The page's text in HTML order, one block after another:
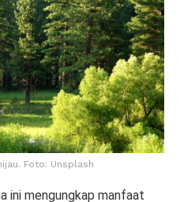
Foto: Unsplash
ini mengungkap manfaat